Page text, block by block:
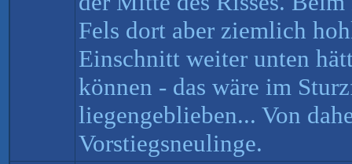
Fels dort aber ziemlich
Einschnitt weiter unten
können - das wäre im
liegengeblieben... Von
Vorstiegsneulinge.